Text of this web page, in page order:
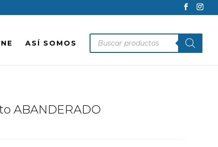
ASÍ SOMOS
Búsqueda
productos
ABANDERADO